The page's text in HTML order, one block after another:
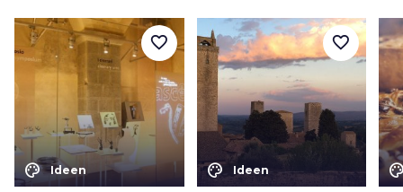
color_lens Ideen
favorite_border
color_lens Ideen
favorite_border